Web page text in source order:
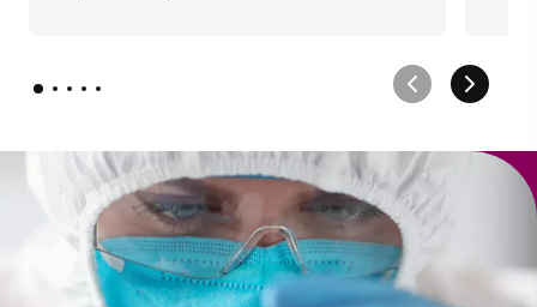
COMUNICAÇÃO INTEGRADA NA SAÚDE
50 horas
ESTÁGIO SUP. EM BIOMEDICINA II
282 horas